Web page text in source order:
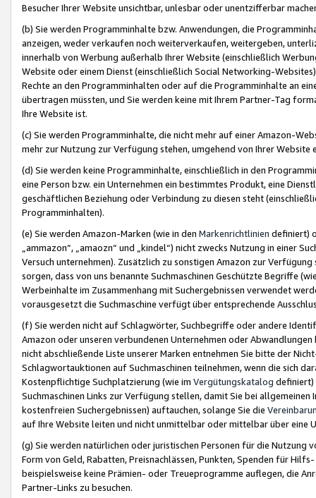
Besucher Ihrer Website unsichtbar, unlesbar oder unentzifferbar
(b) Sie werden Programminhalte bzw. Anwendungen, die
anzeigen, weder verkaufen noch weiterverkaufen, weitergeben,
innerhalb von Werbung außerhalb Ihrer Website (einschließlich
Website oder einem Dienst (einschließlich Social Networking-
Rechte an den Programminhalten oder auf die Programminhalte an
übertragen müssten, und Sie werden keine mit Ihrem Partner-Tag
Ihre Website ist.
(c) Sie werden Programminhalte, die nicht mehr auf einer Amazon-
mehr zur Nutzung zur Verfügung stehen, umgehend von Ihrer
(d) Sie werden keine Programminhalte, einschließlich in den
eine Person bzw. ein Unternehmen ein bestimmtes Produkt, eine
geschäftlichen Beziehung oder Verbindung zu diesen steht
Programminhalten).
(e) Sie werden Amazon-Marken (wie in den Markenrichtlinien definiert)
„ammazon“, „amaozn“ und „kindel“) nicht zwecks Nutzung in einer
Versuch unternehmen). Zusätzlich zu sonstigen Amazon zur
sorgen, dass von uns benannte Suchmaschinen Geschützte Begriffe
Werbeinhalte im Zusammenhang mit Suchergebnissen verwendet
vorausgesetzt die Suchmaschine verfügt über entsprechende
(f) Sie werden nicht auf Schlagwörter, Suchbegriffe oder andere
Amazon oder unseren verbundenen Unternehmen oder
nicht abschließende Liste unserer Marken entnehmen Sie bitte der
Schlagwortauktionen auf Suchmaschinen teilnehmen, wenn die sich
Kostenpflichtige Suchplatzierung (wie im Vergütungskatalog definiert)
Suchmaschinen Links zur Verfügung stellen, damit Sie bei
kostenfreien Suchergebnissen) auftauchen, solange Sie die
auf Ihre Website leiten und nicht unmittelbar oder mittelbar über eine
(g) Sie werden natürlichen oder juristischen Personen für die Nutzung
Form von Geld, Rabatten, Preisnachlässen, Punkten, Spenden für
beispielsweise keine Prämien- oder Treueprogramme auflegen, die
Partner-Links zu besuchen.